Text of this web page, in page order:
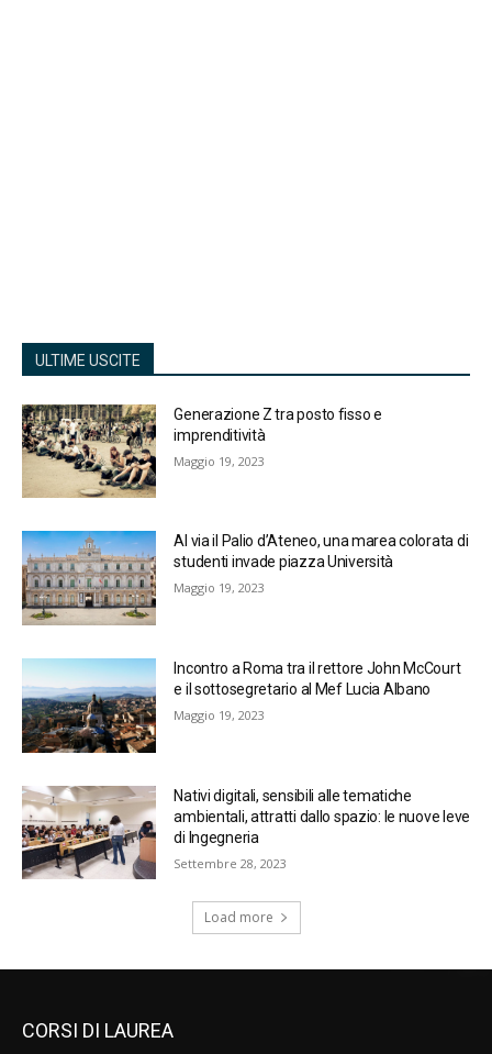
ULTIME USCITE
Generazione Z tra posto fisso e
imprenditività
Maggio 19, 2023
Al via il Palio d’Ateneo, una marea colorata di
studenti invade piazza Università
Maggio 19, 2023
Incontro a Roma tra il rettore John McCourt
e il sottosegretario al Mef Lucia Albano
Maggio 19, 2023
Nativi digitali, sensibili alle tematiche
ambientali, attratti dallo spazio: le nuove leve
di Ingegneria
Settembre 28, 2023
Load more
CORSI DI LAUREA